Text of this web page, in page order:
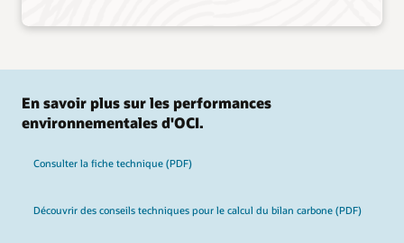
En savoir plus sur les performances
environnementales d'OCI.
Consulter la fiche technique (PDF)
Découvrir des conseils techniques pour le calcul du bilan carbone (PDF)